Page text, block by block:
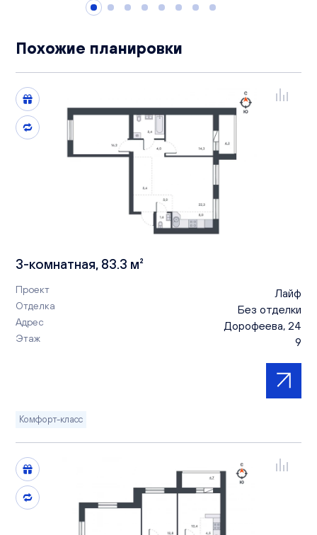
Похожие планировки
3-комнатная, 83.3 м²
Проект Лайф
Отделка Без отделки
Адрес Дорофеева, 24
Этаж 9
Комфорт-класс